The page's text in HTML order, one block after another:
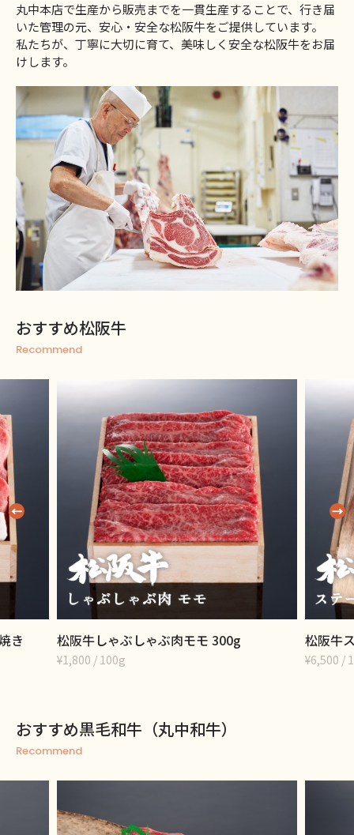
丸中本店で生産から販売までを一貫生産することで、行き届
いた管理の元、安心・安全な松阪牛をご提供しています。
私たちが、丁寧に大切に育て、美味しく安全な松阪牛をお届
けします。
おすすめ松阪牛
Recommend
松阪牛ステーキ肉ヒレ 2枚
¥6,500 / 1枚（約200g）
松阪牛
¥3,250 /
おすすめ黒毛和牛（丸中和牛）
Recommend